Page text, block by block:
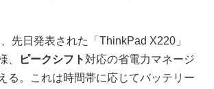
先日発表された「ThinkPad X220」
、 ピークシフト 対応の省電力マネージ
る。これは時間帯に応じてバッテリー